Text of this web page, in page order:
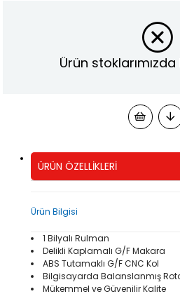
Ürün stoklarımızda
ÜRÜN ÖZELLIKLERI
Ürün Bilgisi
1 Bilyalı Rulman
Delikli Kaplamalı G/F Makara
ABS Tutamaklı G/F CNC Kol
Bilgisayarda Balanslanmış
Mükemmel ve Güvenilir Kalite